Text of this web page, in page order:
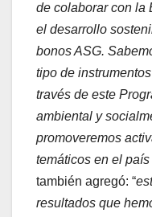
de colaborar con la
el desarrollo
bonos ASG.
tipo de
través de este
ambiental y
promoveremos
temáticos en el
también agregó: “
resultados que